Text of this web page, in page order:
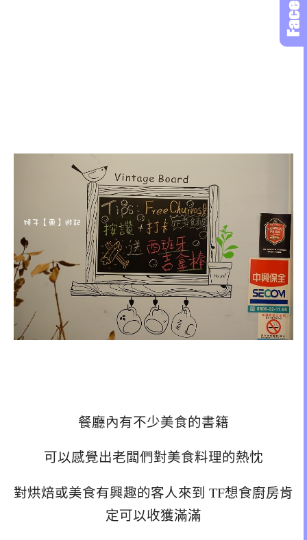
餐廳內有不少美食的書籍
可以感覺出老闆們對美食料理的熱忱
對烘焙或美食有興趣的客人來到 TF想食廚房肯
定可以收獲滿滿